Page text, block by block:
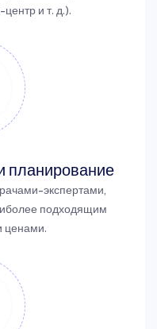
и т. д.).
планирование
экспертами,
подходящим
ценами.